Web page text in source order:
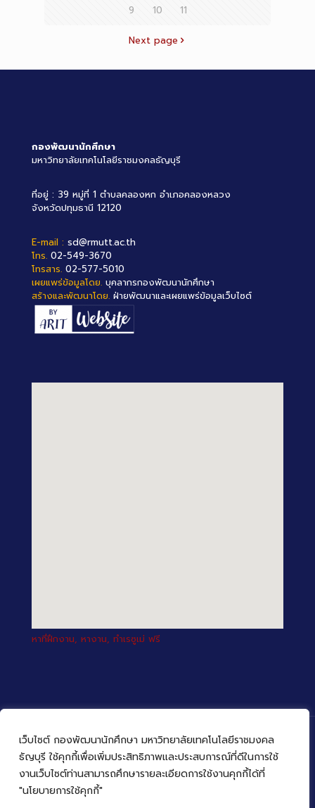
เว็บไซต์ กองพัฒนานักศึกษา มหาวิทยาลัยเทคโนโลยีราชมงคล
ธัญบุรี ใช้คุกกี้เพื่อเพิ่มประสิทธิภาพและประสบการณ์ที่ดีในการใช้
งานเว็บไซต์ท่านสามารถศึกษารายละเอียดการใช้งานคุกกี้ได้ที่
"นโยบายการใช้คุกกี้"
9
10 11
Next page
กองพัฒนานักศึกษา
มหาวิทยาลัยเทคโนโลยีราชมงคลธัญบุรี
ที่อยู่ : 39 หมู่ที่ 1 ตำบลคลองหก อำเภอคลองหลวง
จังหวัดปทุมธานี 12120
E-mail : sd@rmutt.ac.th
โทร. 02-549-3670
โทรสาร. 02-577-5010
เผยแพร่ข้อมูลโดย. บุคลากรกองพัฒนานักศึกษา
สร้างและพัฒนาโดย. ฝ่ายพัฒนาและเผยแพร่ข้อมูลเว็บไซต์
หาที่ฝึกงาน, หางาน, ทำเรซูเม่ ฟรี
© 2022 กองพัฒนานักศึกษา มหาวิทยาลัยเทคโนโลยีราชมงคล